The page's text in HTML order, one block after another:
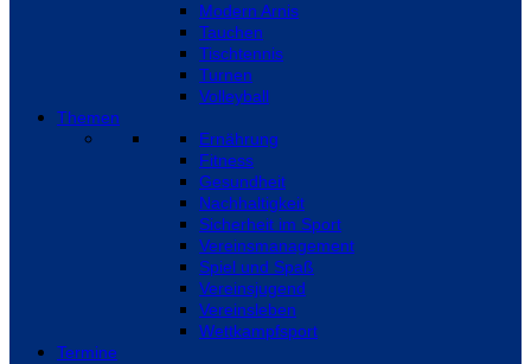
Modern Arnis
Tauchen
Tischtennis
Turnen
Volleyball
Themen
Ernährung
Fitness
Gesundheit
Nachhaltigkeit
Sicherheit im Sport
Vereinsmanagement
Spiel und Spaß
Vereinsjugend
Vereinsleben
Wettkampfsport
Termine